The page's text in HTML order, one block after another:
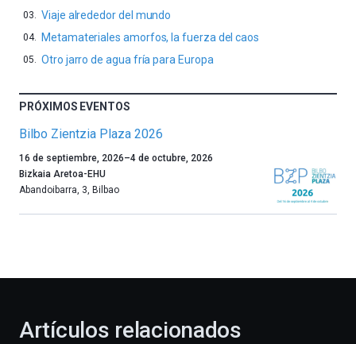
Viaje alrededor del mundo
Metamateriales amorfos, la fuerza del caos
Otro jarro de agua fría para Europa
PRÓXIMOS EVENTOS
Bilbo Zientzia Plaza 2026
Un
año
más,
celebración
16 de septiembre, 2026–4 de octubre, 2026
Bizkaia Aretoa-EHU
Abandoibarra, 3 Bilbao
Artículos relacionados